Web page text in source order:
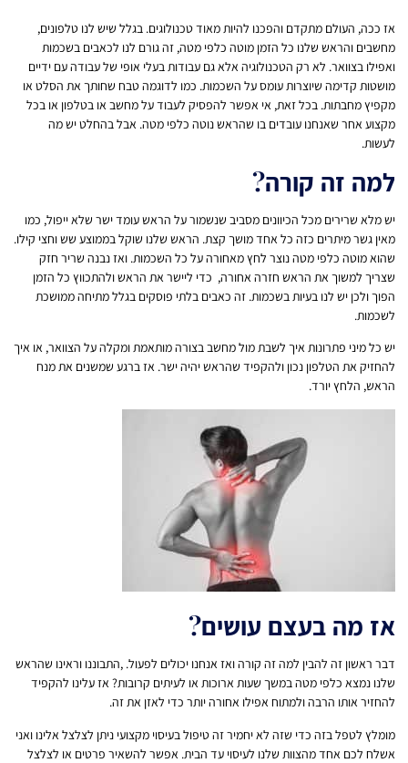
אז ככה, העולם מתקדם והפכנו להיות מאוד טכנולוגים. בגלל שיש לנו טלפונים,
מחשבים והראש שלנו כל הזמן מוטה כלפי מטה, זה גורם לנו לכאבים בשכמות
ואפילו בצוואר. לא רק הטכנולוגיה אלא גם עבודות בעלי אופי של עבודה עם ידיים
מושטות קדימה שיוצרות עומס על השכמות. כמו לדוגמה טבח שחותך את הסלט או
מקפיץ מחבתות. בכל זאת, אי אפשר להפסיק לעבוד על מחשב או בטלפון או בכל
מקצוע אחר שאנחנו עובדים בו שהראש נוטה כלפי מטה. אבל בהחלט יש מה
לעשות.
למה זה קורה?
יש מלא שרירים מכל הכיוונים מסביב שנשמור על הראש עומד ישר שלא ייפול, כמו
מאין גשר מיתרים כזה כל אחד מושך קצת. הראש שלנו שוקל בממוצע שש וחצי קילו.
שהוא מוטה כלפי מטה נוצר לחץ מאחורה על כל השכמות. ואז נבנה שריר חזק
שצריך למשוך את הראש חזרה אחורה, כדי ליישר את הראש ולהתכווץ כל הזמן
הפוך ולכן יש לנו בעיות בשכמות. זה כאבים בלתי פוסקים בגלל מתיחה ממושכת
לשכמות.
יש כל מיני פתרונות איך לשבת מול מחשב בצורה מותאמת ומקלה על הצוואר, או איך
להחזיק את הטלפון נכון ולהקפיד שהראש יהיה ישר. אז ברגע שמשנים את מנח
הראש, הלחץ יורד.
אז מה בעצם עושים?
דבר ראשון זה להבין למה זה קורה ואז אנחנו יכולים לפעול. ,התבוננו וראינו שהראש
שלנו נמצא כלפי מטה במשך שעות ארוכות או לעיתים קרובות? אז עלינו להקפיד
להחזיר אותו הרבה ולמתוח אפילו אחורה יותר כדי לאזן את זה.
מומלץ לטפל בזה כדי שזה לא יחמיר זה טיפול בעיסוי מקצועי ניתן לצלצל אלינו ואני
אשלח לכם אחד מהצוות שלנו לעיסוי עד הבית. אפשר להשאיר פרטים או לצלצל